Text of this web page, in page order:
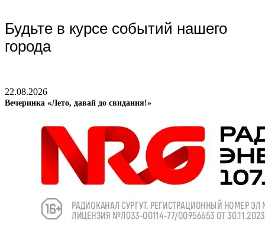
Будьте в курсе событий нашего
города
22.08.2026
Вечеринка «Лето, давай до свидания!»